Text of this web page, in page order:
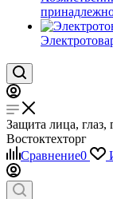
Защита лица, глаз,
Востоктехторг
Сравнение0